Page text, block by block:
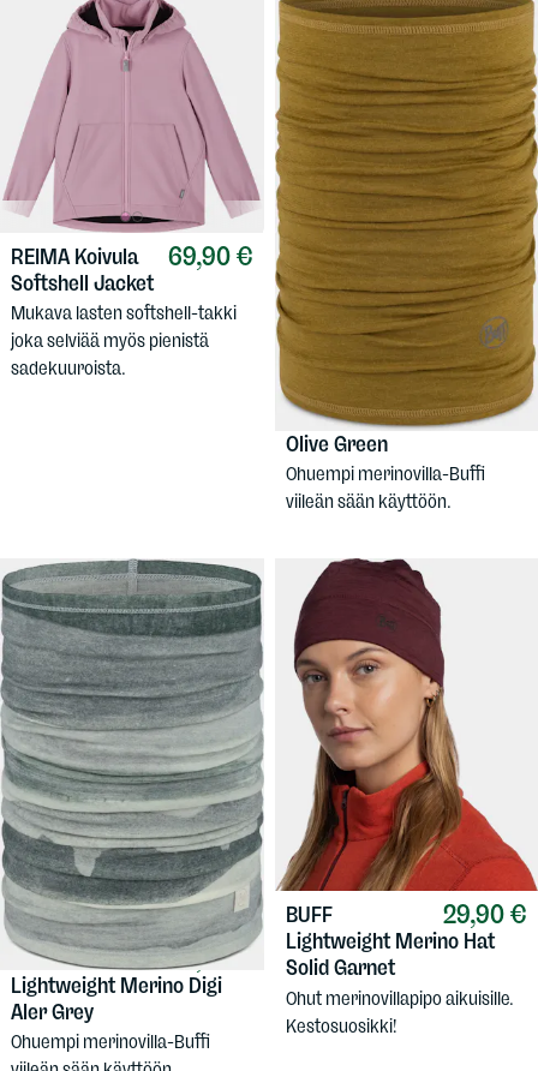
69,90 €
REIMAKoivula
Softshell Jacket
Mukava lasten softshell-takki
joka selviää myös pienistä
sadekuuroista.
29,90 €
BUFF
Lightweight Merino Solid
Olive Green
Ohuempi merinovilla-Buffi
viileän sään käyttöön.
34,90 €
BUFF
Lightweight Merino Digi
Aler Grey
Ohuempi merinovilla-Buffi
29,90 €
BUFF
Lightweight Merino Hat
Solid Garnet
Ohut merinovillapipo aikuisille.
Kestosuosikki!